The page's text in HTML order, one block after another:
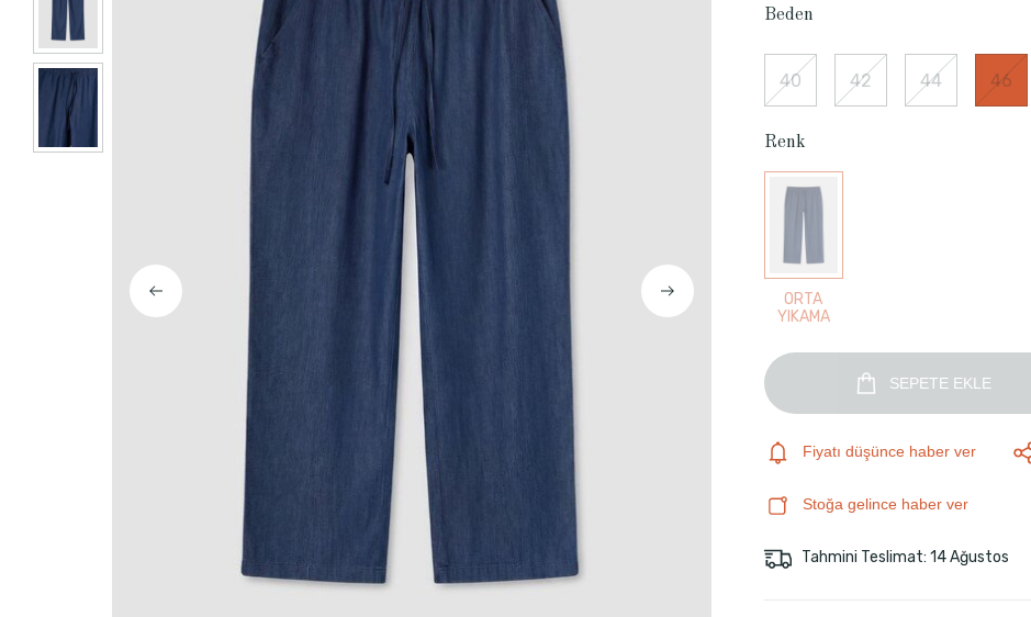
Beden
40 42 44 46
Renk
ORTA
YIKAMA
SEPETE EKLE
Fiyatı düşünce haber ver
Stoğa gelince haber ver
Tahmini Teslimat: 14 Ağustos